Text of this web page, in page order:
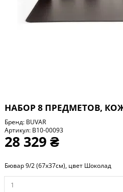
НАБОР 8 ПРЕДМЕТОВ,
Бренд: BUVAR
Артикул: B10-00093
28 329 ₴
Бювар 9/2 (67x37см), цвет Шоколад